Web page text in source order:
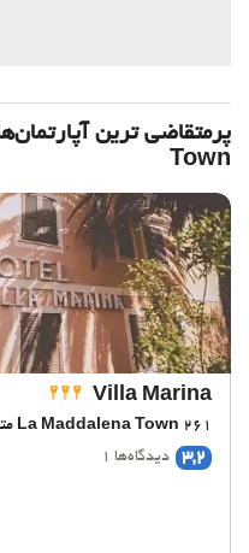
Town
Villa Marina
La Maddalena Town 261 متر از مرکز شهر
3,2 دیدگاه‌ها 1